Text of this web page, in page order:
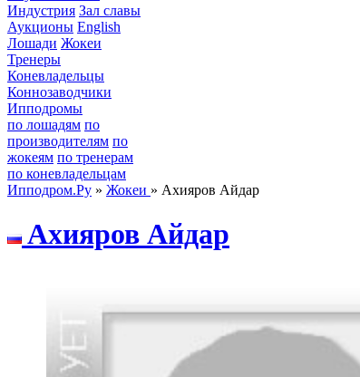
Индустрия Зал славы
Аукционы English
Лошади Жокеи
Тренеры
Коневладельцы
Коннозаводчики
Ипподромы
по лошадям по
производителям по
жокеям по тренерам
по коневладельцам
Ипподром.Ру » Жокеи » Ахияров Айдар
Axияpов Aйдаp